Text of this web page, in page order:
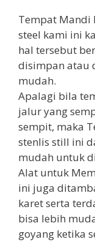
Tempat Mandi
steel kami ini
hal tersebut
disimpan atau
mudah.
Apalagi bila
jalur yang
sempit, maka
stenlis still ini
mudah untuk
Alat untuk
ini juga
karet serta
bisa lebih
goyang ketika